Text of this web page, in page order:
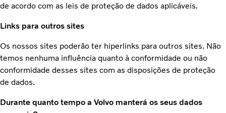
de acordo com as leis de proteção de dados aplicáveis.
Links para outros sites
Os nossos sites poderão ter hiperlinks para outros sites. Não
temos nenhuma influência quanto à conformidade ou não
conformidade desses sites com as disposições de proteção
de dados.
Durante quanto tempo a Volvo manterá os seus dados